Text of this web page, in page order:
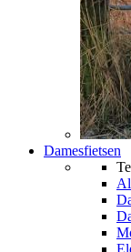
Damesfietsen